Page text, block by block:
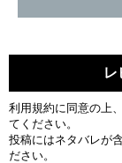
利用規約に同意の上
てください。
投稿にはネタバレが
ださい。